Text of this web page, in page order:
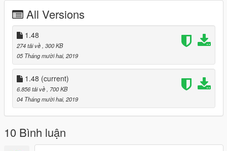
All Versions
1.48
274 tải về , 300 KB
05 Tháng mười hai, 2019
1.48 (current)
6.856 tải về
, 700 KB
04 Tháng mười hai, 2019
10 Bình luận